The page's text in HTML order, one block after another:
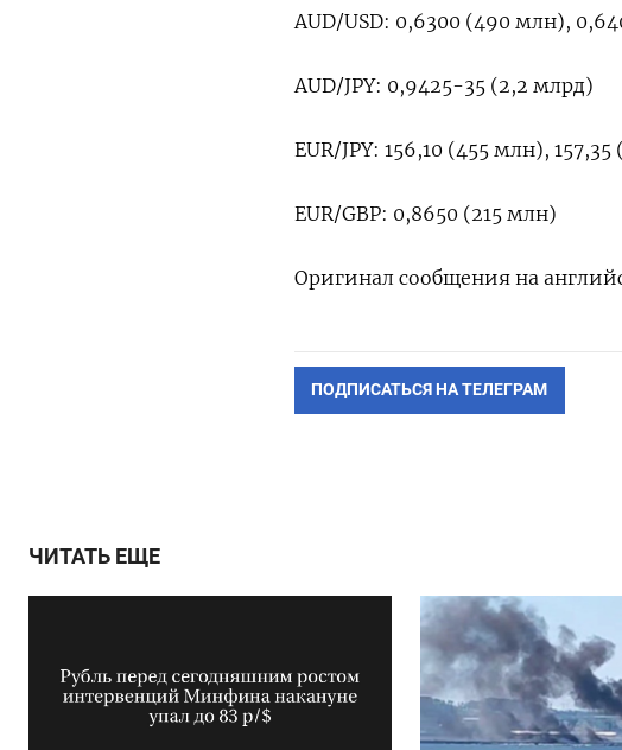
AUD/USD: 0,6300 (490 млн),
AUD/JPY: 0,9425-35 (2,2 млрд)
EUR/JPY: 156,10 (455 млн),
EUR/GBP: 0,8650 (215 млн)
Оригинал сообщения на
ПОДПИСАТЬСЯ НА ТЕЛЕГРАМ
ЧИТАТЬ ЕЩЕ